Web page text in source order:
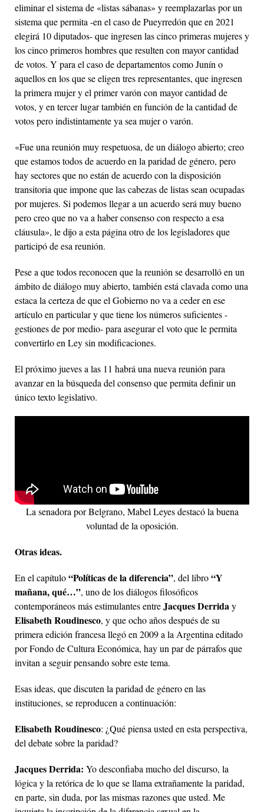
eliminar el sistema de «listas sábanas» y reemplazarlas por un
sistema que permita -en el caso de Pueyrredón que en 2021
elegirá 10 diputados- que ingresen las cinco primeras mujeres y
los cinco primeros hombres que resulten con mayor cantidad
de votos. Y para el caso de departamentos como Junín o
aquellos en los que se eligen tres representantes, que ingresen
la primera mujer y el primer varón con mayor cantidad de
votos, y en tercer lugar también en función de la cantidad de
votos pero indistintamente ya sea mujer o varón.
«Fue una reunión muy respetuosa, de un diálogo abierto; creo
que estamos todos de acuerdo en la paridad de género, pero
hay sectores que no están de acuerdo con la disposición
transitoria que impone que las cabezas de listas sean ocupadas
por mujeres. Si podemos llegar a un acuerdo será muy bueno
pero creo que no va a haber consenso con respecto a esa
cláusula», le dijo a esta página otro de los legisladores que
participó de esa reunión.
Pese a que todos reconocen que la reunión se desarrolló en un
ámbito de diálogo muy abierto, también está clavada como una
estaca la certeza de que el Gobierno no va a ceder en ese
artículo en particular y que tiene los números suficientes -
gestiones de por medio- para asegurar el voto que le permita
convertirlo en Ley sin modificaciones.
El próximo jueves a las 11 habrá una nueva reunión para
avanzar en la búsqueda del consenso que permita definir un
único texto legislativo.
La senadora por Belgrano, Mabel Leyes destacó la buena
voluntad de la oposición.
Otras ideas.
En el capítulo“Políticas de la diferencia”, del libro“Y
mañana, qué…”, uno de los diálogos filosóficos
contemporáneos más estimulantes entreJacques Derriday
Elisabeth Roudinesco, y que ocho años después de su
primera edición francesa llegó en 2009 a la Argentina editado
por Fondo de Cultura Económica, hay un par de párrafos que
invitan a seguir pensando sobre este tema.
Esas ideas, que discuten la paridad de género en las
instituciones, se reproducen a continuación:
Elisabeth Roudinesco: ¿Qué piensa usted en esta perspectiva,
del debate sobre la paridad?
Jacques Derrida: Yo desconfiaba mucho del discurso, la
lógica y la retórica de lo que se llama extrañamente la paridad,
en parte, sin duda, por las mismas razones que usted. Me